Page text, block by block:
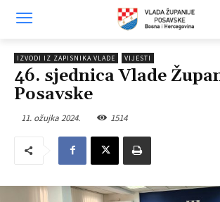
IZVODI IZ ZAPISNIKA VLADE VIJESTI
46. sjednica Vlade
Posavske
11. ožujka 2024. 1514